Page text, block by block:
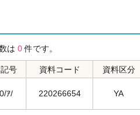
は 0件です。
号 資料コード 資料区分
ｱ/ 220266654 YA